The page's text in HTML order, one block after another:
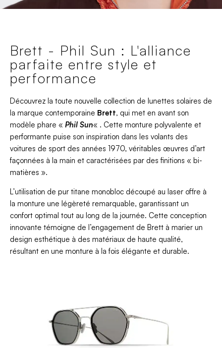
Brett - Phil Sun : L'alliance
parfaite entre style et
performance
Découvrez la toute nouvelle collection de lunettes solaires de
la marque contemporaine Brett, qui met en avant son
modèle phare « Phil Sun« . Cette monture polyvalente et
performante puise son inspiration dans les volants des
voitures de sport des années 1970, véritables œuvres d’art
façonnées à la main et caractérisées par des finitions « bi-
matières ».
L’utilisation de pur titane monobloc découpé au laser offre à
la monture une légèreté remarquable, garantissant un
confort optimal tout au long de la journée. Cette conception
innovante témoigne de l’engagement de Brett à marier un
design esthétique à des matériaux de haute qualité,
résultant en une monture à la fois élégante et durable.